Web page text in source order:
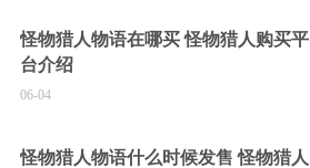
怪物猎人物语在哪买 怪物猎人购买平
台介绍
06-04
怪物猎人物语什么时候发售 怪物猎人